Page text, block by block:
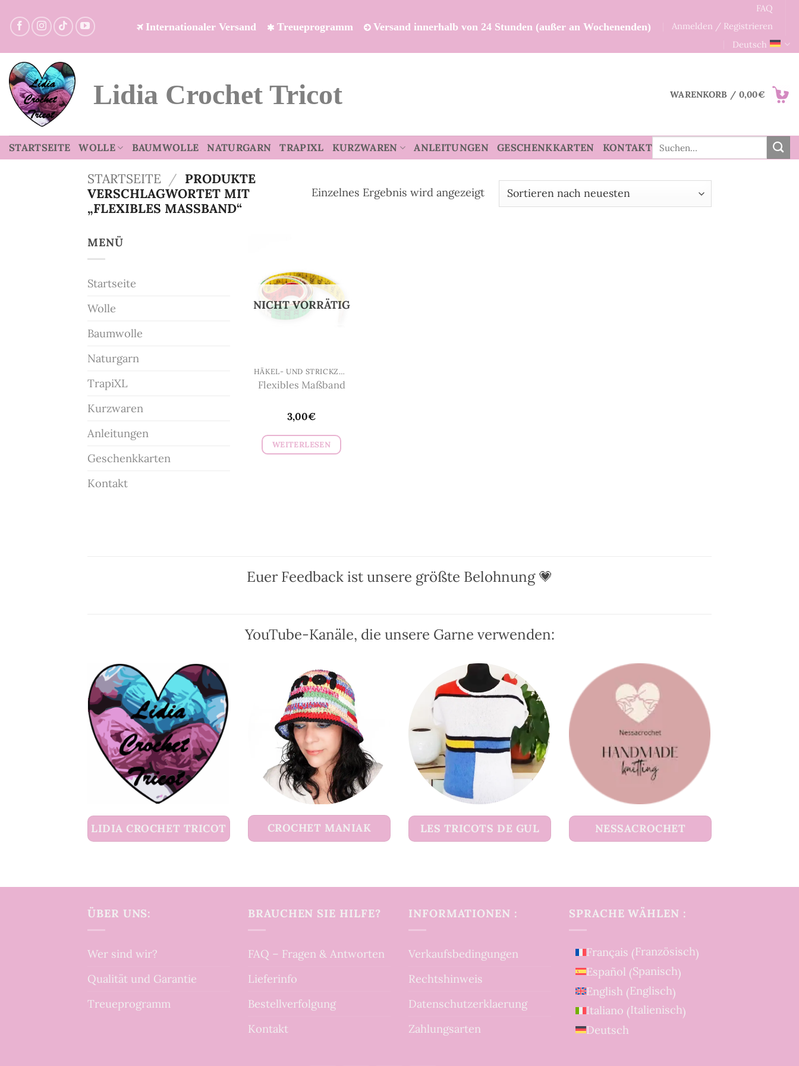
Inhalt
Internationaler Versand Treueprogramm Versand innerhalb von 24 Stunden (außer an Wochenenden)
FAQ
Anmelden / Registrieren
Deutsch
Lidia Crochet Tricot WARENKORB / 0,00€
STARTSEITE WOLLE BAUMWOLLE NATURGARN TRAPIXL KURZWAREN ANLEITUNGEN GESCHENKKARTEN KONTAKTSuche
nach:
STARTSEITE / PRODUKTE
VERSCHLAGWORTET MIT
„FLEXIBLES MASSBAND“
Einzelnes Ergebnis wird angezeigt
MENÜ
Startseite
Wolle
Baumwolle
Naturgarn
TrapiXL
Kurzwaren
Anleitungen
Geschenkkarten
Kontakt
NICHT VORRÄTIG
HÄKEL- UND STRICKZUBEHÖR
Flexibles Maßband
3,00€
WEITERLESEN
Euer Feedback ist unsere größte Belohnung 💗
YouTube-Kanäle, die unsere Garne verwenden:
LIDIA CROCHET TRICOT CROCHET MANIAK LES TRICOTS DE GUL NESSACROCHET
ÜBER UNS:
Wer sind wir?
Qualität und Garantie
Treueprogramm
BRAUCHEN SIE HILFE?
FAQ – Fragen & Antworten
Lieferinfo
Bestellverfolgung
Kontakt
INFORMATIONEN :
Verkaufsbedingungen
Rechtshinweis
Datenschutzerklaerung
Zahlungsarten
SPRACHE WÄHLEN :
Français (Französisch)
Español (Spanisch)
English (Englisch)
Italiano (Italienisch)
Deutsch